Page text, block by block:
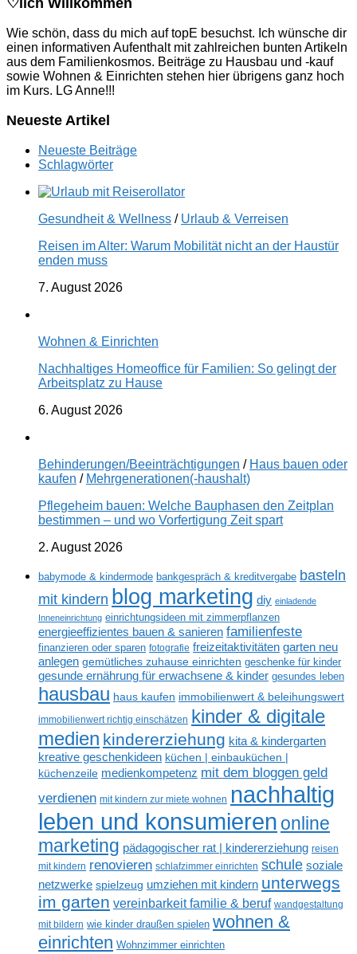
♡lich Willkommen
Wie schön, dass du mich auf topE besuchst. Ich wünsche dir
einen informativen Aufenthalt mit zahlreichen bunten Artikeln
aus dem Familienkosmos. Beiträge zu Hausbau und -kauf
sowie Wohnen & Einrichten stehen hier übrigens ganz hoch
im Kurs. LG Anne!!!
Neueste Artikel
Neueste Beiträge
Schlagwörter
Gesundheit & Wellness / Urlaub & Verreisen
Reisen im Alter: Warum Mobilität nicht an der Haustür
enden muss
7. August 2026
Wohnen & Einrichten
Nachhaltiges Homeoffice für Familien: So gelingt der
Arbeitsplatz zu Hause
6. August 2026
Behinderungen/Beeinträchtigungen / Haus bauen oder
kaufen / Mehrgenerationen(-haushalt)
Pflegeheim bauen: Welche Bauphasen den Zeitplan
bestimmen – und wo Vorfertigung Zeit spart
2. August 2026
babymode & kindermode bankgespräch & kreditvergabe basteln
mit kindern blog marketing diy einladende
Inneneinrichtung einrichtungsideen mit zimmerpflanzen
energieeffizientes bauen & sanieren familienfeste
finanzieren oder sparen fotografie freizeitaktivitäten garten neu
anlegen gemütliches zuhause einrichten geschenke für kinder
gesunde ernährung für erwachsene & kinder gesundes leben
hausbau haus kaufen immobilienwert & beleihungswert
immobilienwert richtig einschätzen kinder & digitale
medien kindererziehung kita & kindergarten
kreative geschenkideen küchen | einbauküchen |
küchenzeile medienkompetenz mit dem bloggen geld
verdienen mit kindern zur miete wohnen nachhaltig
leben und konsumieren online
marketing pädagogischer rat | kindererziehung reisen
mit kindern renovieren schlafzimmer einrichten schule soziale
netzwerke spielzeug umziehen mit kindern unterwegs
im garten vereinbarkeit familie & beruf wandgestaltung
mit bildern wie kinder draußen spielen wohnen &
einrichten Wohnzimmer einrichten